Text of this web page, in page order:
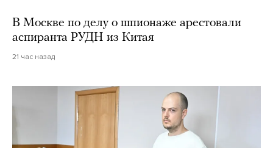
В Москве по делу о шпионаже арестовали
аспиранта РУДН из Китая
21 час назад